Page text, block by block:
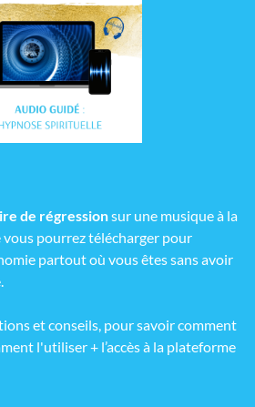
de régressionsur une musique à la
vous pourrez télécharger pour
partout où vous êtes sans avoir
et conseils, pour savoir comment
l'utiliser + l’accès à la plateforme